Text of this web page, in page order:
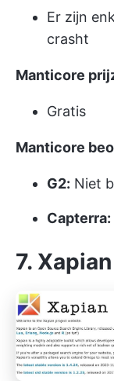
Er zijn
crasht
Manticore
Gratis
Manticore
G2: Niet
Capterra:
7. Xapian